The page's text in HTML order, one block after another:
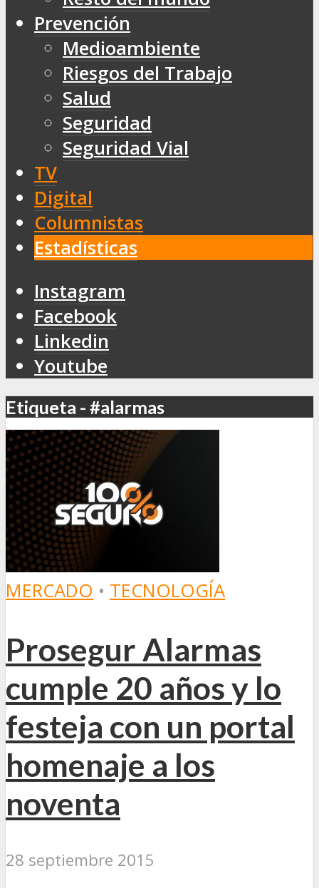
Prevención
Medioambiente
Riesgos del Trabajo
Salud
Seguridad
Seguridad Vial
TV
Digital
Columnistas
Estadísticas
Instagram
Facebook
Linkedin
Youtube
Etiqueta - #alarmas
MERCADO • TECNOLOGÍA
Prosegur Alarmas
cumple 20 años y lo
festeja con un portal
homenaje a los
noventa
28 septiembre 2015